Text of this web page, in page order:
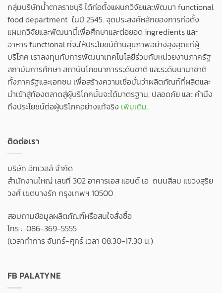
กลุ่มบริษัทน้ำตาลราชบุรี ได้ก่อตั้งแผนกวิจัยและพัฒนา functional
food department ในปี 2545. จุดประสงค์หลักของการก่อตั้ง
แผนกวิจัยและพัฒนานี้เพื่อศึกษาและต่อยอด ingredients และ
อาหาร functional ที่จะให้ประโยชน์ด้านสุขภาพอย่างสูงสุดแก่ผู้
บริโภค เราลงทุนกับการพัฒนาเทคโนโลยีร่วมกับหน่วยงานภาครัฐ
สถาบันการศึกษา สถาบันโภชนาการระดับชาติ และระดับนานาชาติ
ทั้งภาครัฐและเอกชน เพื่อสร้างความเชื่อมั่นว่าผลิตภัณฑ์ที่ผลิตและ
นำเข้าสู่ท้องตลาดสู่ผู้บริโภคนั้นจะได้มาตรฐาน, ปลอดภัย และ คำนึง
ถึงประโยชน์ต่อผู้บริโภคอย่างแท้จริง เพิ่มเติม..
ติดต่อเรา
บริษัท อีทเวลล์ จำกัด
สำนักงานใหญ่ เลขที่ 302 อาคารเอส แอนด์ เอ ถนนสีลม แขวงสุริย
วงศ์ เขตบางรัก กรุงเทพฯ 10500
สอบถามข้อมูลผลิตภัณฑ์หรือสนใจสั่งซื้อ
โทร : 086-369-5555
(เวลาทำการ จันทร์-ศุกร์ เวลา 08.30-17.30 น.)
FB PALATYNE